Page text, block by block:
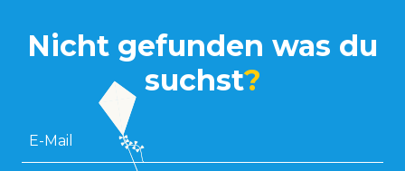
Nicht gefunden was du
suchst?
E-Mail